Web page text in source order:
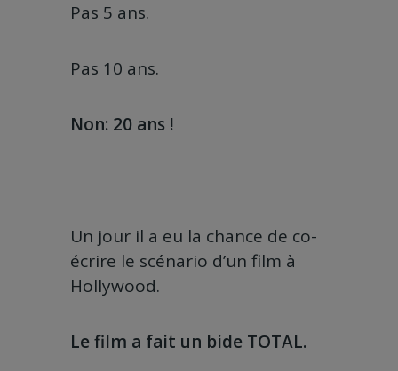
Pas 5 ans.
Pas 10 ans.
Non: 20 ans !
Un jour il a eu la chance de co-
écrire le scénario d’un film à
Hollywood.
Le film a fait un bide TOTAL.